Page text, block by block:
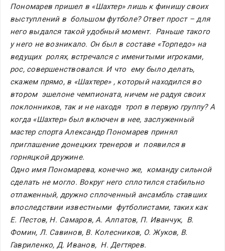
Пономарев пришел в «Шахтер» лишь к финишу своих
выступлений в  большом футболе? Ответ прост – для
него выдался такой удобный момент.  Раньше такого
у него не возникало. Он был в составе «Торпедо» на
ведущих  ролях, встречался с именитыми игроками,
рос, совершенствовался. И что  ему было делать,
скажем прямо, в «Шахтере» , который находился во
втором  эшелоне чемпионата, ничем не радуя своих
поклонников, так и не находя  троп в первую группу? А
когда «Шахтер» был включен в нее, заслуженный
мастер спорта Александр Пономарев принял
приглашение донецких тренеров и  появился в
горняцкой дружине.
Одно имя Пономарева, конечно же,  команду сильной
сделать не могло. Вокруг него сплотился стабильно
отлаженный, дружно сплоченный ансамбль ставших
впоследствии известными  футболистами, таких как
Е. Пестов, Н. Самаров, А. Алпатов, П. Иванчук,  В.
Фомин, Л. Савинов, В. Колесников, О. Жуков, В.
Гавриленко, Д. Иванов,  Н. Дегтярев.